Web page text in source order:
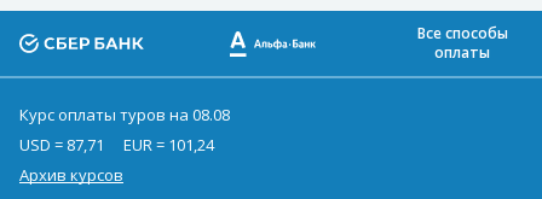
Все способы
оплаты
Курс оплаты туров на 08.08
USD = 87,71
EUR = 101,24
Архив курсов